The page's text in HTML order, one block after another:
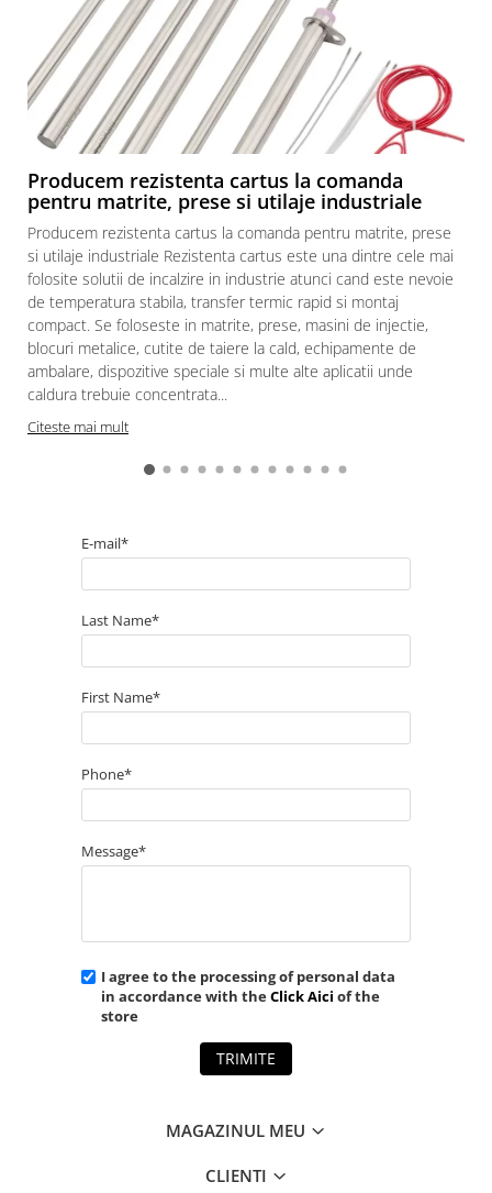
Producem rezistenta cartus la comanda
pentru matrite, prese si utilaje industriale
Producem rezistenta cartus la comanda pentru matrite, prese
si utilaje industriale Rezistenta cartus este una dintre cele mai
folosite solutii de incalzire in industrie atunci cand este nevoie
de temperatura stabila, transfer termic rapid si montaj
compact. Se foloseste in matrite, prese, masini de injectie,
blocuri metalice, cutite de taiere la cald, echipamente de
ambalare, dispozitive speciale si multe alte aplicatii unde
caldura trebuie concentrata...
Citeste mai mult
E-mail*
Last Name*
First Name*
Phone*
Message*
I agree to the processing of personal data
in accordance with theClick Aici of the
store
TRIMITE
MAGAZINUL MEU
CLIENTI